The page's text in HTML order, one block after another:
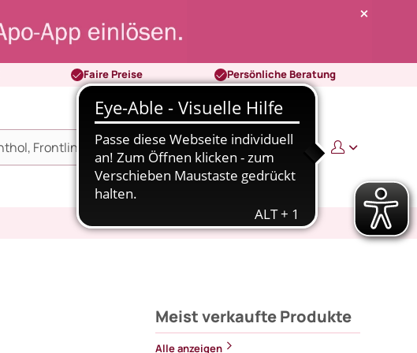
Faire Preise Persönliche Beratung
0 0,00 €
Meist verkaufte Produkte
Alle anzeigen